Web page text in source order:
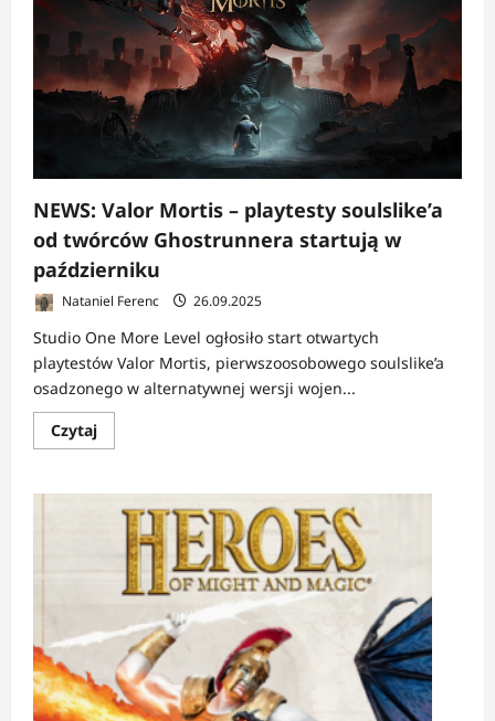
NEWS: Valor Mortis – playtesty soulslike’a
od twórców Ghostrunnera startują w
październiku
Nataniel Ferenc 26.09.2025
Studio One More Level ogłosiło start otwartych
playtestów Valor Mortis, pierwszoosobowego soulslike’a
osadzonego w alternatywnej wersji wojen...
CzytajDowiedz
się
NEWS:
Valor
Mortis
playtesty
soulslike’a
twórców
Ghostrunnera
startują
w
październiku